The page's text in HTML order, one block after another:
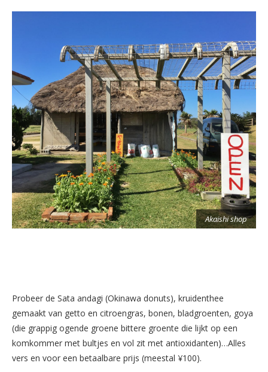
Akaishi shop
Probeer de Sata andagi (Okinawa donuts), kruidenthee
gemaakt van getto en citroengras, bonen, bladgroenten, goya
(die grappig ogende groene bittere groente die lijkt op een
komkommer met bultjes en vol zit met antioxidanten)…Alles
vers en voor een betaalbare prijs (meestal ¥100).